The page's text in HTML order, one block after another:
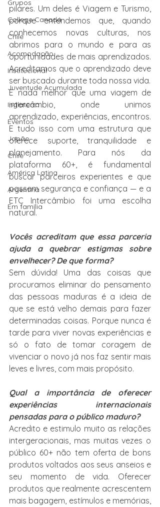
Grupos
College Canadá
Chile
Acomodação
Institucional
Juventude Acumulada
Inglaterra
Eventos
Japão
Chile
América Latina
Argentina
Em família
pilares. Um deles é Viagem e Turismo,
porque entendemos que, quando
conhecemos novas culturas, nos
abrimos para o mundo e para as
oportunidades de mais aprendizados.
Acreditamos que o aprendizado deve
ser buscado durante toda nossa vida.
E nada melhor que uma viagem de
intercâmbio, onde unimos
aprendizado, experiências, encontros.
E tudo isso com uma estrutura que
oferece suporte, tranquilidade e
planejamento. Para nós da
plataforma 60+, é fundamental
buscar parceiros experientes e que
passem segurança e confiança — e a
ETC Intercâmbio foi uma escolha
natural.
Vocês acreditam que essa parceria
ajuda a quebrar estigmas sobre
envelhecer? De que forma?
Sem dúvida! Uma das coisas que
procuramos eliminar do pensamento
das pessoas maduras é a ideia de
que se está velho demais para fazer
determinadas coisas. Porque nunca é
tarde para viver novas experiências e
só o fato de tomar coragem de
vivenciar o novo já nos faz sentir mais
leves e livres, com mais propósito.
Qual a importância de oferecer
experiências internacionais
pensadas para o público maduro?
Acredito e estimulo muito as relações
intergeracionais, mas muitas vezes o
público 60+ não tem oferta de bons
produtos voltados aos seus anseios e
seu momento de vida. Oferecer
produtos que realmente acrescentem
mais bagagem, estímulos e memórias,